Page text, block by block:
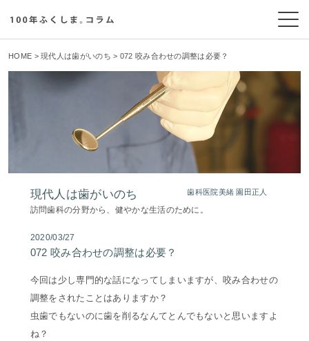
HOME >現代人は歯がいのち > 072 咬み合わせの調整は必要？
現代人は歯がいのち 歯科医院美緒 園田正人
訪問歯科の分野から、健やかな生活のために。
2020/03/27
072 咬み合わせの調整は必要？
今回は少し専門的な話になってしまいますが、咬み合わせの
調整をされたことはありますか？
虫歯でもないのに歯を削るなんてとんでもないと思いますよ
ね？